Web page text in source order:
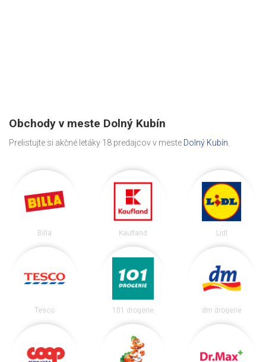
Obchody v meste Dolný Kubín
Prelistujte si akčné letáky 18 predajcov v meste Dolný Kubín
Billa Kaufland Lidl
Tesco 101 drogerie dm drogerie